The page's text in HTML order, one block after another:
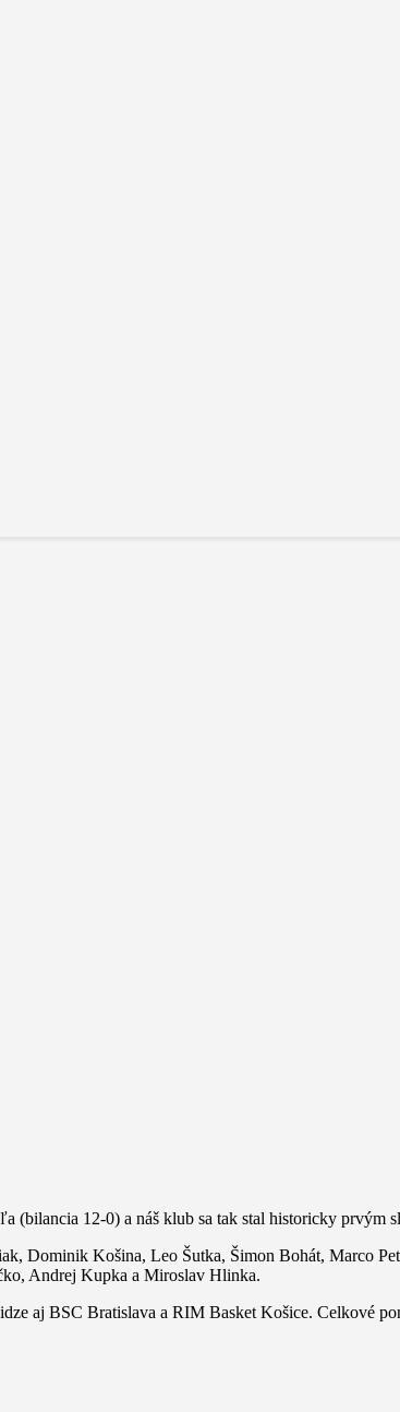
(bilancia 12-0) a náš klub sa tak stal historicky
Dominik Košina, Leo Šutka, Šimon Bohát, Marco
Andrej Kupka a Miroslav Hlinka.
aj BSC Bratislava a RIM Basket Košice. Celkové